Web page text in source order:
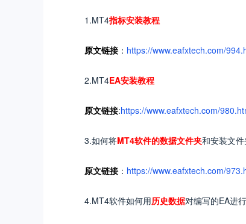
1.MT4指标安装教程
原文链接 ： https://www.eafxtech.com/
2.MT4EA安装教程
原文链接:https://www.eafxtech.com/
3.如何将MT4软件的数据文件夹和安装文
原文链接 ： https://www.eafxtech.com/
4.MT4软件如何用历史数据对编写的EA进行